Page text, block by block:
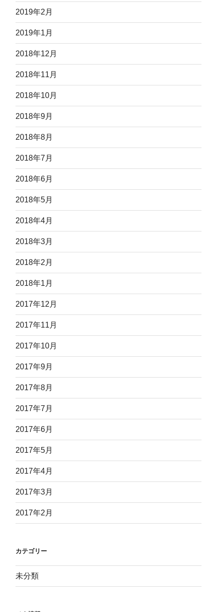
2019年2月
2019年1月
2018年12月
2018年11月
2018年10月
2018年9月
2018年8月
2018年7月
2018年6月
2018年5月
2018年4月
2018年3月
2018年2月
2018年1月
2017年12月
2017年11月
2017年10月
2017年9月
2017年8月
2017年7月
2017年6月
2017年5月
2017年4月
2017年3月
2017年2月
カテゴリー
未分類